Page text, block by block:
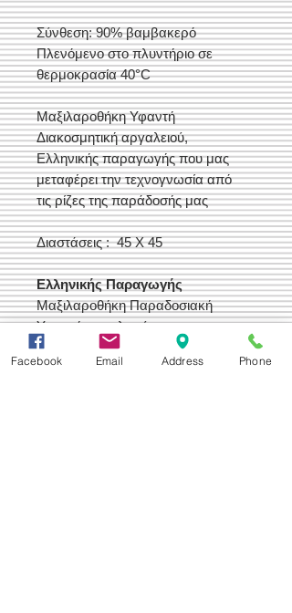
Σύνθεση: 90% βαμβακερό
Πλενόμενο στο πλυντήριο σε
θερμοκρασία 40°C
Μαξιλαροθήκη Υφαντή
Διακοσμητική αργαλειού,
Ελληνικής παραγωγής που μας
μεταφέρει την τεχνογνωσία από
τις ρίζες της παράδοσής μας
Διαστάσεις : 45 Χ 45
Ελληνικής Παραγωγής
Μαξιλαροθήκη Παραδοσιακή
Υφαντή αργαλειού,
Με τεχνοτροπία και σχέδια από την
Ελληνική παράδοση
Facebook Email Address Phone